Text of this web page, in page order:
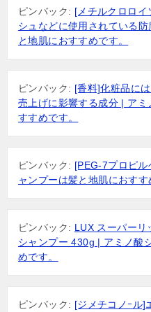
ピンバック: [メチルクロロイ
シュなどに使用されている
と地肌におすすめです。
ピンバック: [香料]化粧品に
売上げに影響する成分 | ア
すすめです。
ピンバック: [PEG-7プロピ
ャンプーは髪と地肌におすす
ピンバック: LUX スーパーリ
シャンプー 430g | アミノ酸
めです。
ピンバック: [ジメチコノｰル]